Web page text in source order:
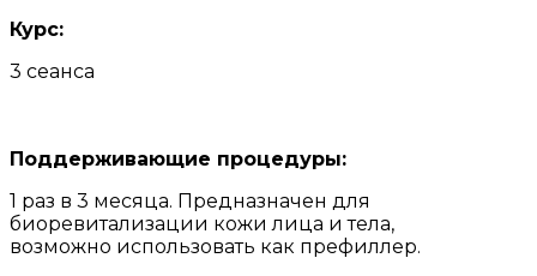
Курс:
3 сеанса
Поддерживающие процедуры:
1 раз в 3 месяца. Предназначен для
биоревитализации кожи лица и тела,
возможно использовать как префиллер.